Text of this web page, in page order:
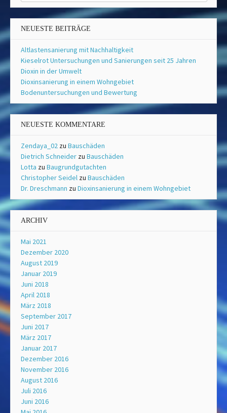
nach:
NEUESTE BEITRÄGE
Altlastensanierung mit Nachhaltigkeit
Kieselrot Untersuchungen und Sanierungen seit 25 Jahren
Dioxin in der Umwelt
Dioxinsanierung in einem Wohngebiet
Bodenuntersuchungen und Bewertung
NEUESTE KOMMENTARE
Zendaya_02 zu Bauschäden
Dietrich Schneider zu Bauschäden
Lotta zu Baugrundgutachten
Christopher Seidel zu Bauschäden
Dr. Dreschmann zu Dioxinsanierung in einem Wohngebiet
ARCHIV
Mai 2021
Dezember 2020
August 2019
Januar 2019
Juni 2018
April 2018
März 2018
September 2017
Juni 2017
März 2017
Januar 2017
Dezember 2016
November 2016
August 2016
Juli 2016
Juni 2016